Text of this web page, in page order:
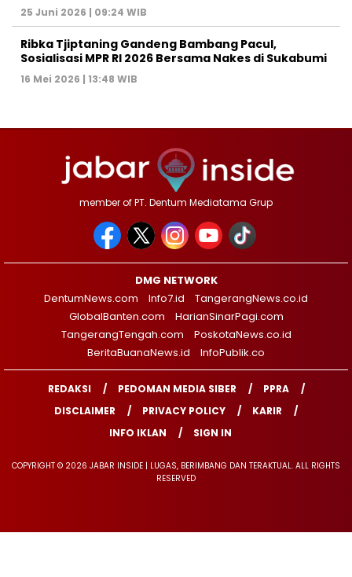
25 Juni 2026 | 09:24 WIB
Ribka Tjiptaning Gandeng Bambang Pacul,
Sosialisasi MPR RI 2026 Bersama Nakes di Sukabumi
16 Mei 2026 | 13:48 WIB
member of PT. Dentum Mediatama Grup
DMG NETWORK
DentumNews.com
Info7.id
TangerangNews.co.id
GlobalBanten.com
HarianSinarPagi.com
TangerangTengah.com
PoskotaNews.co.id
BeritaBuanaNews.id
InfoPublik.co
REDAKSI PEDOMAN MEDIA SIBER
PPRA
DISCLAIMER
PRIVACY POLICY
KARIR
INFO IKLAN
SIGN IN
COPYRIGHT © 2026 JABAR INSIDE | LUGAS, BERIMBANG DAN TERAKTUAL. ALL RIGHTS
RESERVED